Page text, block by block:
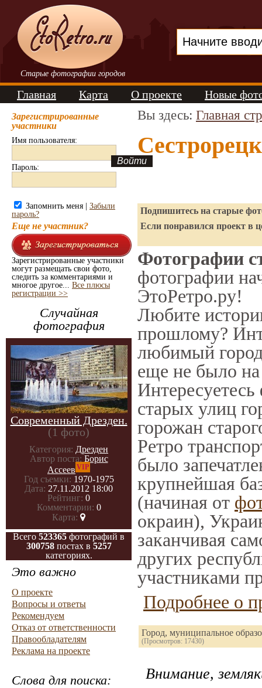
Старые фотографии городов
Главная Карта О проекте Новые
Зарегистрированные
участники
Имя пользователя:
Пароль:
Запомнить меня | Забыли
пароль?
Еще не участник?
Зарегистрированные участники
могут размещать свои фото,
следить за комментариями и
многое другое... Все плюсы
регистрации >>
Случайная
фотография
Современный Дрезден.
(1 фото)
Категория: Дрезден
Автор поста: Борис
Ассеев VIP
Год съемки: 1970-1975
Дата: 27.11.2012 18:00
Рейтинг: 0
Комментарии: 0
Карта:
Всего 523365 фотографий в
300758постах в 5257
категориях.
Это важно
О проекте
Вопросы и ответы
Рекомендуем
Отказ от ответственности
Правообладателям
Реклама на проекте
Слова для поиска:
Вы здесь: Главная
Подпишитесь на старые
Если понравился проект в
Фотографии
фотографии
ЭтоРетро.ру!
Любите
прошлому?
любимый
еще не было на
Интересуетесь
старых улиц
горожан
Ретро
было
крупнейшая
(начиная от
окраин),
заканчивая
других
участниками
Подробнее о
Город, муниципальное
(Просмотров: 17430)
Внимание,